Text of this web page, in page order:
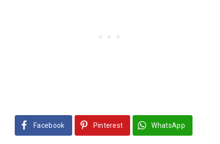
Facebook Pinterest WhatsApp